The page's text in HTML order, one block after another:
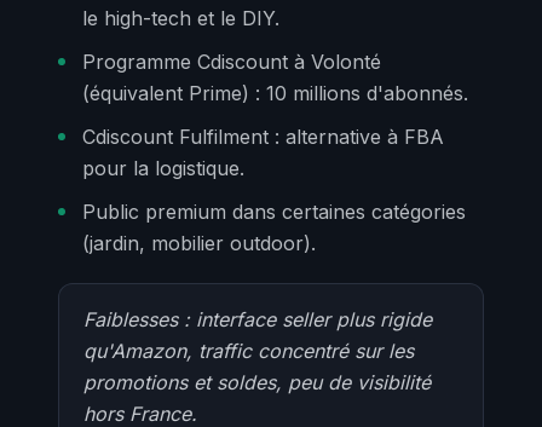
le high-tech et le DIY.
Programme Cdiscount à Volonté
(équivalent Prime) : 10 millions d'abonnés.
Cdiscount Fulfilment : alternative à FBA
pour la logistique.
Public premium dans certaines catégories
(jardin, mobilier outdoor).
Faiblesses : interface seller plus rigide
qu'Amazon, traffic concentré sur les
promotions et soldes, peu de visibilité
hors France.